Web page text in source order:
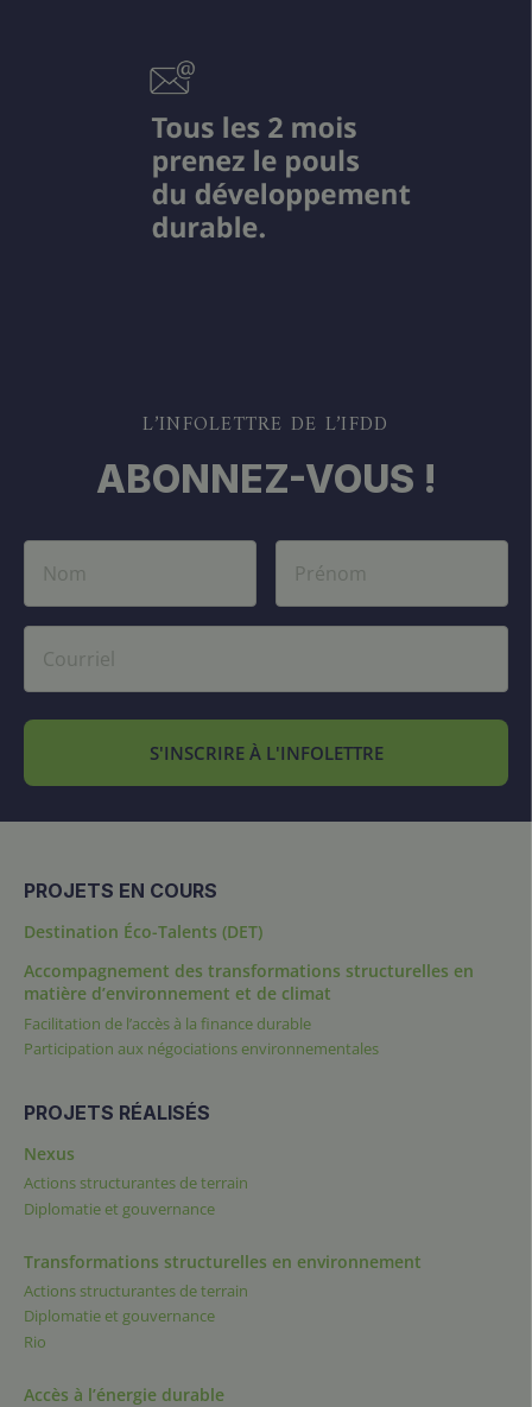
L’INFOLETTRE DE L’IFDD
ABONNEZ-VOUS !
S'INSCRIRE À L'INFOLETTRE
PROJETS EN COURS
Destination Éco-Talents (DET)
Accompagnement des transformations structurelles en
matière d’environnement et de climat
Facilitation de l’accès à la finance durable
Participation aux négociations environnementales
PROJETS RÉALISÉS
Nexus
Actions structurantes de terrain
Diplomatie et gouvernance
Transformations structurelles en environnement
Actions structurantes de terrain
Diplomatie et gouvernance
Rio
Accès à l’énergie durable